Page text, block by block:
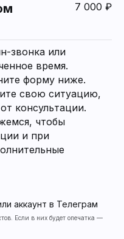
7 000 ₽
звонка или
время.
форму ниже.
свою ситуацию,
консультации.
чтобы
и при
аккаунт в Телеграм
Если в них будет опечатка —